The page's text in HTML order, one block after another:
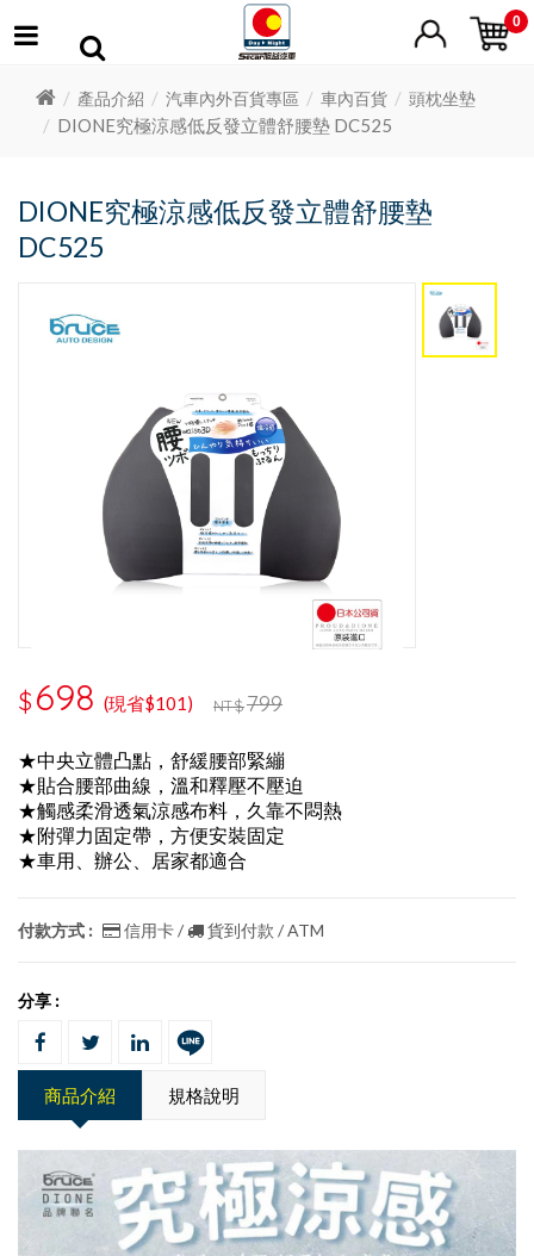
0
產品介紹 汽車內外百貨專區 車內百貨 頭枕坐墊
DIONE究極涼感低反發立體舒腰墊 DC525
DIONE究極涼感低反發立體舒腰墊
DC525
$698 (現省$101) NT$799
★中央立體凸點，舒緩腰部緊繃
★貼合腰部曲線，溫和釋壓不壓迫
★觸感柔滑透氣涼感布料，久靠不悶熱
★附彈力固定帶，方便安裝固定
★車用、辦公、居家都適合
付款方式 : 信用卡 / 貨到付款 / ATM
分享 :
商品介紹 規格說明